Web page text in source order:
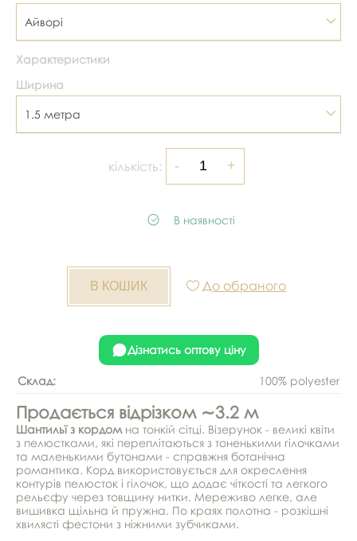
Айворі
Характеристики
Ширина
1.5 метра
кількість:
В наявності
До обраного
Дізнатись оптову ціну
Склад: 100% polyester
Продається відрізком ∼3.2 м
Шантильї з кордом на тонкій сітці. Візерунок - великі квіти
з пелюстками, які переплітаються з тоненькими гілочками
та маленькими бутонами - справжня ботанічна
романтика. Корд використовується для окреслення
контурів пелюсток і гілочок, що додає чіткості та легкого
рельєфу через товщину нитки. Мереживо легке, але
вишивка щільна й пружна. По краях полотна - розкішні
хвилясті фестони з ніжними зубчиками.